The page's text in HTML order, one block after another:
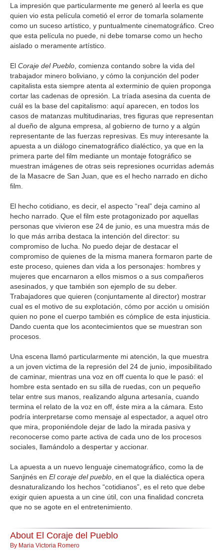
La impresión que particularmente me generó al leerla es que
quien vio esta película cometió el error de tomarla solamente
como un suceso artístico, y puntualmente cinematográfico. Creo
que esta película no puede, ni debe tomarse como un hecho
aislado o meramente artístico.
El Coraje del Pueblo , comienza contando sobre la vida del
trabajador minero boliviano, y cómo la conjunción del poder
capitalista esta siempre atenta al exterminio de quien proponga
cortar las cadenas de opresión. La tríada asesina da cuenta de
cuál es la base del capitalismo: aquí aparecen, en todos los
casos de matanzas multitudinarias, tres figuras que representan
al dueño de alguna empresa, al gobierno de turno y a algún
representante de las fuerzas represivas. Es muy interesante la
apuesta a un diálogo cinematográfico dialéctico, ya que en la
primera parte del film mediante un montaje fotográfico se
muestran imágenes de otras seis represiones ocurridas además
de la Masacre de San Juan, que es el hecho narrado en dicho
film.
El hecho cotidiano, es decir, el aspecto “real” deja camino al
hecho narrado. Que el film este protagonizado por aquellas
personas que vivieron ese 24 de junio, es una muestra más de
lo que más arriba destaca la intención del director: su
compromiso de lucha. No puedo dejar de destacar el
compromiso de quienes de la misma manera formaron parte de
este proceso, quienes dan vida a los personajes: hombres y
mujeres que encarnaron a ellos mismos o a sus compañeros
asesinados, y que también son ejemplo de su deber.
Trabajadores que quieren (conjuntamente al director) mostrar
cual es el motivo de su explotación, cómo por acción u omisión
quien no pone el cuerpo también es cómplice de esta injusticia.
Dando cuenta que los acontecimientos que se muestran son
procesos.
Una escena llamó particularmente mi atención, la que muestra
a un joven victima de la represión del 24 de junio, imposibilitado
de caminar, mientras una voz en off cuenta lo que le pasó: el
hombre esta sentado en su silla de ruedas, con un pequeño
telar entre sus manos, realizando alguna artesanía, cuando
termina el relato de la voz en off, éste mira a la cámara. Esto
podría interpretarse como mensaje al espectador, a aquel otro
que mira, proponiéndole dejar de lado la mirada pasiva y
reconocerse como parte activa de cada uno de los procesos
sociales, llamándolo a despertar y accionar.
La apuesta a un nuevo lenguaje cinematográfico, como la de
Sanjinés en El coraje del pueblo , en el que la dialéctica opera
desnaturalizando los hechos “cotidianos”, es el reto que debe
exigir quien apuesta a un cine útil, con una finalidad concreta
que no se agote en el entretenimiento.
About El Coraje del Pueblo
By Maria Victoria Romero